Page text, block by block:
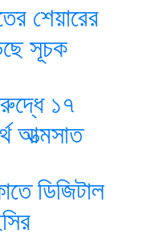
শেয়ারের
সূচক
১৭
আত্মসাত
ডিজিটাল